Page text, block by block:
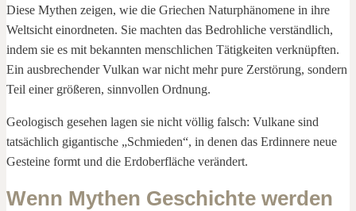
Diese Mythen zeigen, wie die Griechen Naturphänomene in ihre
Weltsicht einordneten. Sie machten das Bedrohliche verständlich,
indem sie es mit bekannten menschlichen Tätigkeiten verknüpften.
Ein ausbrechender Vulkan war nicht mehr pure Zerstörung, sondern
Teil einer größeren, sinnvollen Ordnung.
Geologisch gesehen lagen sie nicht völlig falsch: Vulkane sind
tatsächlich gigantische „Schmieden“, in denen das Erdinnere neue
Gesteine formt und die Erdoberfläche verändert.
Wenn Mythen Geschichte werden